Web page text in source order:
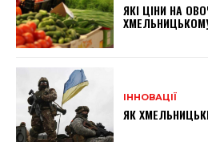
ЯКІ ЦІНИ НА
ІННОВАЦІЇ
ЯК